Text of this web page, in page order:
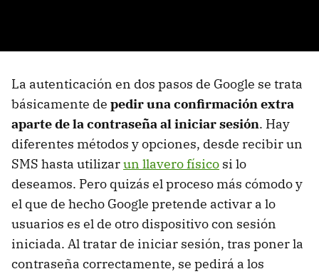
La autenticación en dos pasos de Google se trata
básicamente de pedir una confirmación extra
aparte de la contraseña al iniciar sesión. Hay
diferentes métodos y opciones, desde recibir un
SMS hasta utilizarun llavero físico si lo
deseamos. Pero quizás el proceso más cómodo y
el que de hecho Google pretende activar a lo
usuarios es el de otro dispositivo con sesión
iniciada. Al tratar de iniciar sesión, tras poner la
contraseña correctamente, se pedirá a los